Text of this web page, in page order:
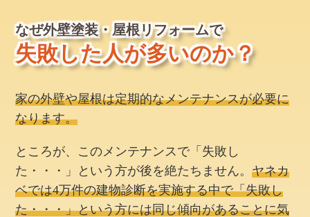
なぜ外壁塗装・屋根リフォームで
失敗した人が多いのか？
家の外壁や屋根は定期的なメンテナンスが必要に
なります。
ところが、このメンテナンスで「失敗し
た・・・」という方が後を絶たちません。ヤネカ
ベでは4万件の建物診断を実施する中で「失敗し
た・・・」という方には同じ傾向があることに気